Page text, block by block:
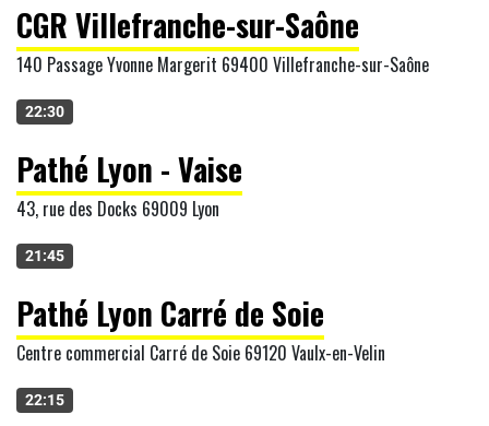
CGR Villefranche-sur-Saône
140 Passage Yvonne Margerit 69400 Villefranche-sur-Saône
22:30
Pathé Lyon - Vaise
43, rue des Docks 69009 Lyon
21:45
Pathé Lyon Carré de Soie
Centre commercial Carré de Soie 69120 Vaulx-en-Velin
22:15